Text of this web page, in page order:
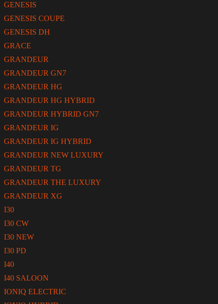
GENESIS
GENESIS COUPE
GENESIS DH
GRACE
GRANDEUR
GRANDEUR GN7
GRANDEUR HG
GRANDEUR HG HYBRID
GRANDEUR HYBRID GN7
GRANDEUR IG
GRANDEUR IG HYBRID
GRANDEUR NEW LUXURY
GRANDEUR TG
GRANDEUR THE LUXURY
GRANDEUR XG
I30
I30 CW
I30 NEW
I30 PD
I40
I40 SALOON
IONIQ ELECTRIC